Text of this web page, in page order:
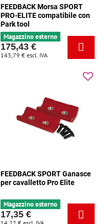
FEEDBACK Morsa SPORT
PRO-ELITE compatibile con
Park tool
Magazzino esterno
175,43 €
143,79 € escl. IVA
FEEDBACK SPORT Ganasce
per cavalletto Pro Elite
Magazzino esterno
17,35 €
14,22 € escl. IVA